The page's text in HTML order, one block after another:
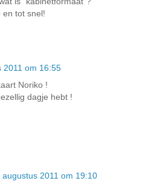
en tot snel!
2011 om 16:55
Noriko !
dagje hebt !
augustus 2011 om 19:10